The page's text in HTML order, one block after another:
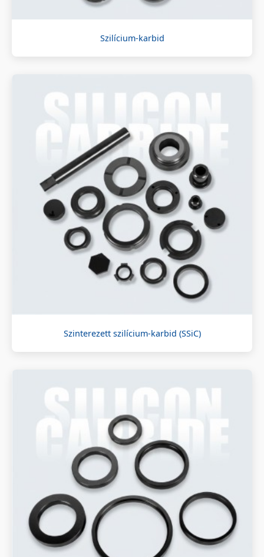
Szilícium-karbid
Szinterezett szilícium-karbid (SSiC)